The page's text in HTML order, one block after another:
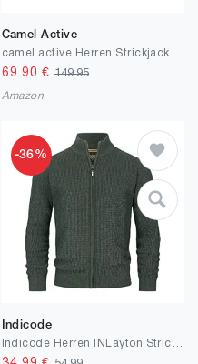
Camel Active
69.90 € 149.95
Amazon
-36%
Indicode